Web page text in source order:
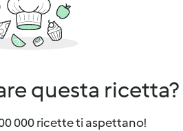
questa ricetta?
000 ricette ti aspettano!